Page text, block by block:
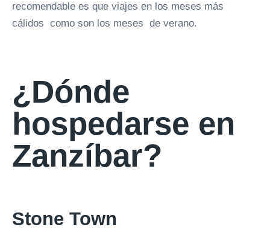
recomendable es que viajes en los meses más
cálidos como son los meses de verano.
¿Dónde
hospedarse en
Zanzíbar?
Stone Town